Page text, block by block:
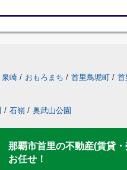
泉崎 / おもろまち / 首里鳥堀町 / 首
/ 石嶺 / 奥武山公園
那覇市首里の不動産(賃貸
お任せ！